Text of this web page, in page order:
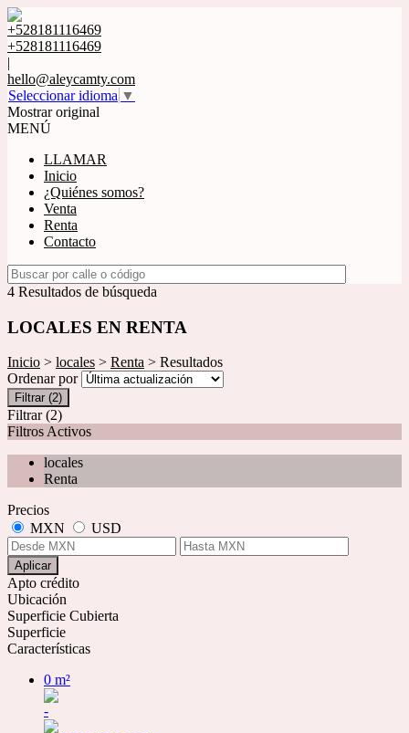
+528181116469
+528181116469
|
hello@aleycamty.com
Seleccionar idioma ▼
Mostrar original
MENÚ
LLAMAR
Inicio
¿Quiénes somos?
Venta
Renta
Contacto
4 Resultados de búsqueda
LOCALES EN RENTA
Inicio > locales > Renta > Resultados
Ordenar por
Filtrar (2)
Filtrar (2)
Filtros Activos
locales
Renta
Precios
MXN
USD
Aplicar
Apto crédito
Ubicación
Superficie Cubierta
Superficie
Características
0 m²
-